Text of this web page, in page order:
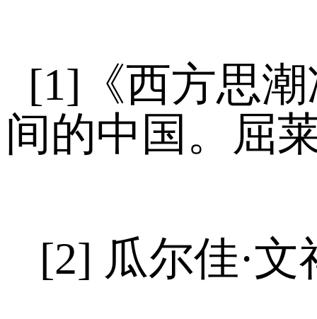
[1]《西方思
间的中国。屈
[2] 瓜尔佳·文